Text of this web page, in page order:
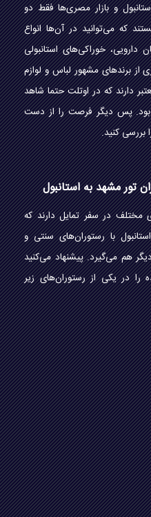
و بازار مصری‌ها فقط دو
که می‌توانید در آن‌ها انواع
دارویی، خوراکی‌های استانبولی
از برند‌های مشهور لباس و لوازم
دارند که در اوتلت حتما شاهد
پس دیگر فرصت را از دست
بررسی کنید.
تور مشهد به استانبول
مختلف در سفر تمایل دارند که
با رستوران‌های سنتی و
هم می‌گیرد. پیشنهاد می‌کنید
را در یکی از رستوران‌های زیر